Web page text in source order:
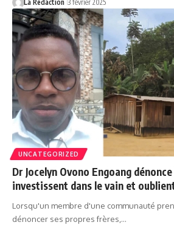
La Rédaction 3 février 2025
UNCATEGORIZED
Dr Jocelyn Ovono Engoang
investissent dans le vain et
Lorsqu'un membre d'une communauté
dénoncer ses propres frères,…